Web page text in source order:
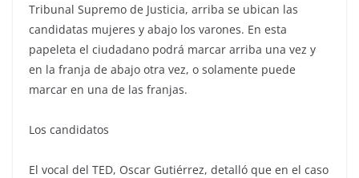
Tribunal Supremo de Justicia, arriba se ubican las
candidatas mujeres y abajo los varones. En esta
papeleta el ciudadano podrá marcar arriba una vez y
en la franja de abajo otra vez, o solamente puede
marcar en una de las franjas.
Los candidatos
El vocal del TED, Oscar Gutiérrez, detalló que en el caso